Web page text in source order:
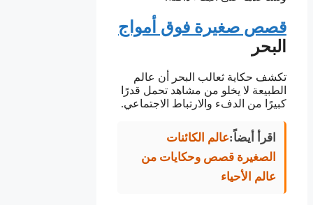
قصص صغيرة فوق أمواج
البحر
تكشف حكاية ثعالب البحر أن عالم
الطبيعة لا يخلو من مشاهد تحمل قدرًا
كبيرًا من الدفء والارتباط الاجتماعي.
اقرأ أيضاً:عالم الكائنات
الصغيرة قصص وحكايات من
عالم الأحياء